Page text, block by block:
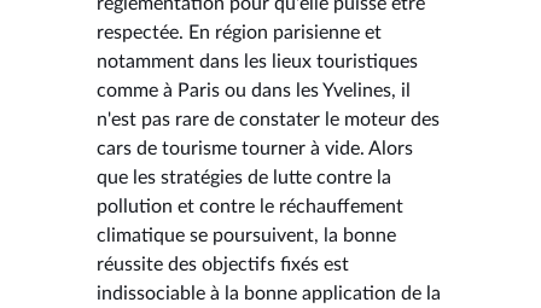
respectée. En région parisienne et
notamment dans les lieux touristiques
comme à Paris ou dans les Yvelines, il
n'est pas rare de constater le moteur des
cars de tourisme tourner à vide. Alors
que les stratégies de lutte contre la
pollution et contre le réchauffement
climatique se poursuivent, la bonne
réussite des objectifs fixés est
indissociable à la bonne application de la